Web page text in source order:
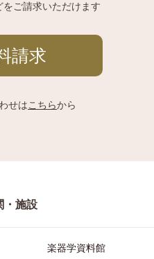
ご請求いただけます
請求
せはこちらから
・施設
楽器学資料館